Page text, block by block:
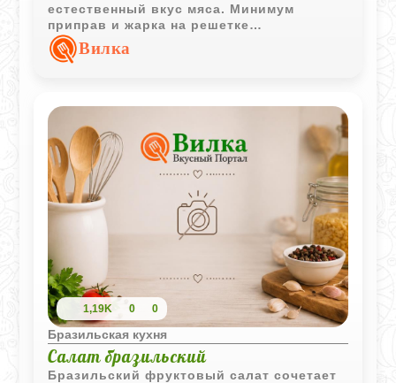
естественный вкус мяса. Минимум
приправ и жарка на решетке
подчеркивают сочность продукта и
создают аппетитную корочку.
Вилка
1,19K 0 0
Бразильская кухня
Салат бразильский
Бразильский фруктовый салат сочетает